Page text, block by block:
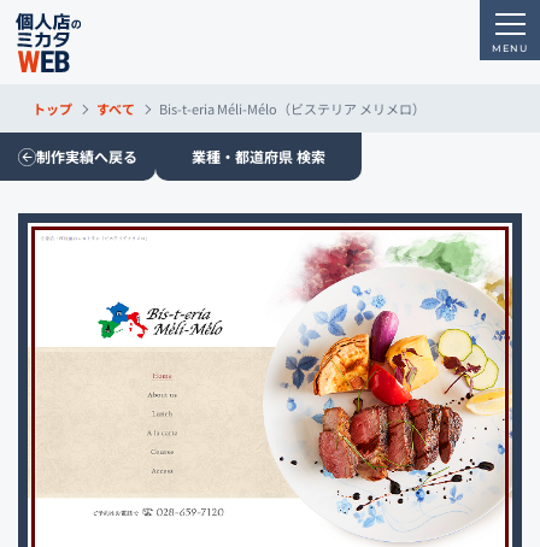
トップ すべて Bis-t-eria Méli-Mélo（ビステリア メリメロ）
制作実績へ戻る 業種・都道府県 検索